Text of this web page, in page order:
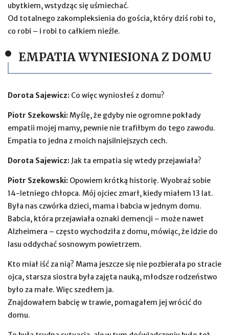
ubytkiem, wstydząc się uśmiechać.
Od totalnego zakompleksienia do gościa, który dziś robi to,
co robi – i robi to całkiem nieźle.
EMPATIA WYNIESIONA Z DOMU
Dorota Sajewicz: Co więc wyniosłeś z domu?
Piotr Szekowski:Myślę, że gdyby nie ogromne pokłady
empatii mojej mamy, pewnie nie trafiłbym do tego zawodu.
Empatia to jedna z moich najsilniejszych cech.
Dorota Sajewicz: Jak ta empatia się wtedy przejawiała?
Piotr Szekowski: Opowiem krótką historię. Wyobraź sobie
14-letniego chłopca. Mój ojciec zmarł, kiedy miałem 13 lat.
Była nas czwórka dzieci, mama i babcia w jednym domu.
Babcia, która przejawiała oznaki demencji – może nawet
Alzheimera – często wychodziła z domu, mówiąc, że idzie do
lasu oddychać sosnowym powietrzem.
Kto miał iść za nią? Mama jeszcze się nie pozbierała po stracie
ojca, starsza siostra była zajęta nauką, młodsze rodzeństwo
było za małe. Więc szedłem ja.
Znajdowałem babcię w trawie, pomagałem jej wrócić do
domu.